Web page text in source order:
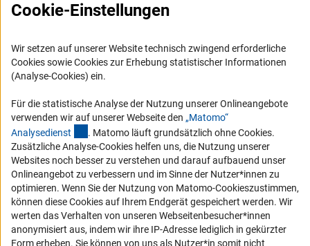
Presse
Karriere
Logo und Corporate Design
Compliance
Vergabeverfahren
Barrierefreiheit
Service und Informationen für Menschen mit Behinderungen
Erklärung zur Barrierefreiheit
Barriere melden
Cookie-Einstellungen
Wir setzen auf unserer Website technisch zwingend erforderliche
Cookies sowie Cookies zur Erhebung statistischer Informationen
(Analyse-Cookies) ein.
Für die statistische Analyse der Nutzung unserer Onlineangebote
verwenden wir auf unserer Webseite den „Matomo“
Analysedienst (externer Link)
. Matomo läuft grundsätzlich ohne Cookies.
Zusätzliche Analyse-Cookies helfen uns, die Nutzung unserer
Websites noch besser zu verstehen und darauf aufbauend unser
Onlineangebot zu verbessern und im Sinne der Nutzer*innen zu
optimieren. Wenn Sie der Nutzung von Matomo-Cookieszustimmen,
können diese Cookies auf Ihrem Endgerät gespeichert werden. Wir
werten das Verhalten von unseren Webseitenbesucher*innen
anonymisiert aus, indem wir ihre IP-Adresse lediglich in gekürzter
Form erheben. Sie können von uns als Nutzer*in somit nicht